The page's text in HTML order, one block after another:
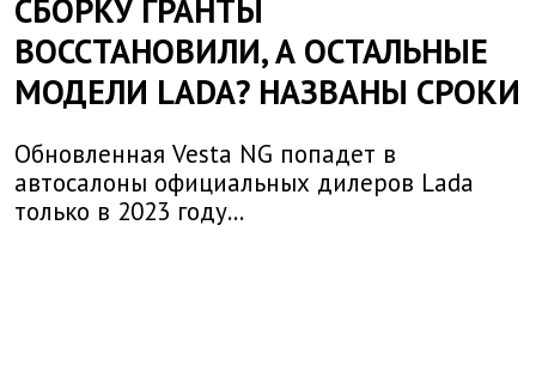
СБОРКУ ГРАНТЫ
ВОССТАНОВИЛИ, А ОСТАЛЬНЫЕ
МОДЕЛИ LADA? НАЗВАНЫ СРОКИ
Обновленная Vesta NG попадет в
автосалоны официальных дилеров Lada
только в 2023 году...